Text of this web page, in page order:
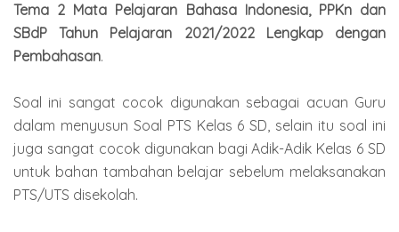
Tema 2 Mata Pelajaran Bahasa Indonesia, PPKn dan
SBdP Tahun Pelajaran 2021/2022 Lengkap dengan
Pembahasan.
Soal ini sangat cocok digunakan sebagai acuan Guru
dalam menyusun Soal PTS Kelas 6 SD, selain itu soal ini
juga sangat cocok digunakan bagi Adik-Adik Kelas 6 SD
untuk bahan tambahan belajar sebelum melaksanakan
PTS/UTS disekolah.